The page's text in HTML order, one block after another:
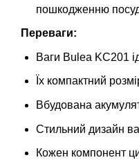
пошкодженню
Переваги:
Ваги Bulea KC201
Їх компактний
Вбудована
Стильний дизайн
Кожен компонент